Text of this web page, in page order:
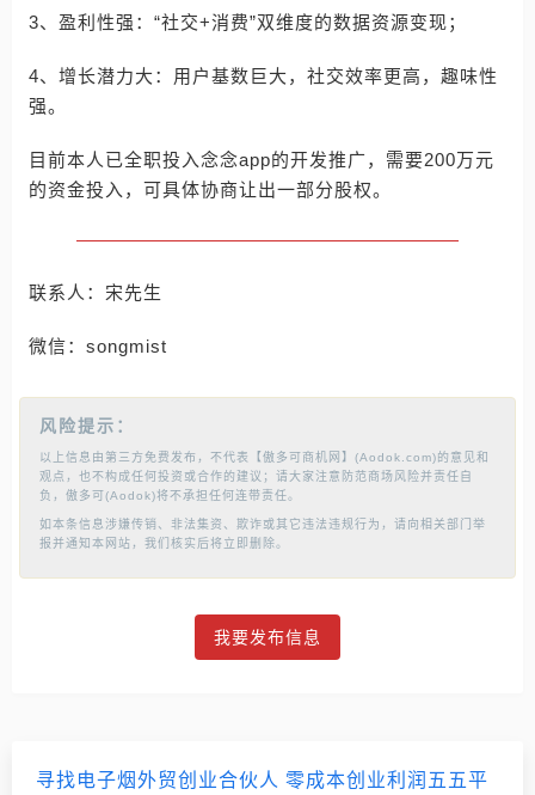
3、盈利性强：“社交+消费”双维度的数据资源变现；
4、增长潜力大：用户基数巨大，社交效率更高，趣味性
强。
目前本人已全职投入念念app的开发推广，需要200万元
的资金投入，可具体协商让出一部分股权。
联系人：宋先生
微信：songmist
风险提示：
以上信息由第三方免费发布，不代表【傲多可商机网】(Aodok.com)的意见和
观点，也不构成任何投资或合作的建议；请大家注意防范商场风险并责任自
负，傲多可(Aodok)将不承担任何连带责任。
如本条信息涉嫌传销、非法集资、欺诈或其它违法违规行为，请向相关部门举
报并通知本网站，我们核实后将立即删除。
我要发布信息
寻找电子烟外贸创业合伙人 零成本创业利润五五平